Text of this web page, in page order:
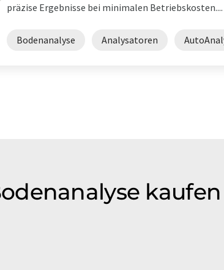
präzise Ergebnisse bei minimalen Betriebskosten....
Bodenanalyse Analysatoren